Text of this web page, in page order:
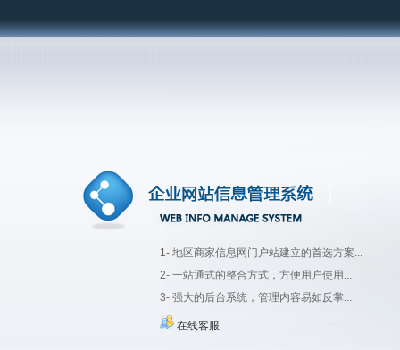
1- 地区商家信息网门户站建立的首选方案...
2- 一站通式的整合方式，方便用户使用...
3- 强大的后台系统，管理内容易如反掌...
在线客服